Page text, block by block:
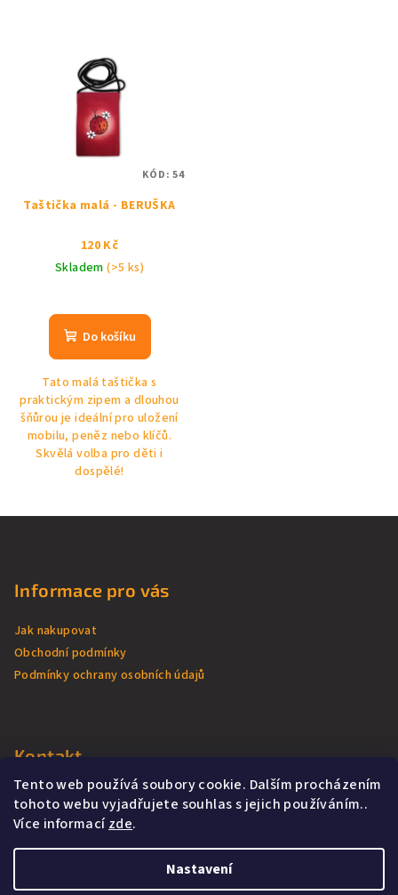
Tento web používá soubory cookie. Dalším procházením
tohoto webu vyjadřujete souhlas s jejich používáním..
Více informacízde.
Nastavení
Taštička malá - BERUŠKA
120 Kč
Skladem(>5 ks)
Do košíku
Tato malá taštička s
praktickým zipem a dlouhou
šňůrou je ideální pro uložení
mobilu, peněz nebo klíčů.
Skvělá volba pro děti i
dospělé!
KÓD:54
Informace pro vás
Jak nakupovat
Obchodní podmínky
Podmínky ochrany osobních údajů
Kontakt
batika
had.cz
+420 607 726 462